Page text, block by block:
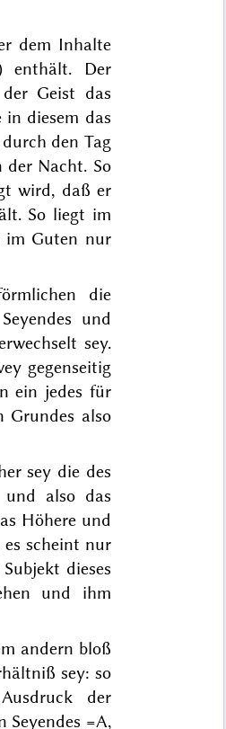
dem Inhalte
enthält. Der
Geist das
diesem das
den Tag
der Nacht. So
wird, daß er
So liegt im
im Guten nur
die
Seyendes und
sey.
gegenseitig
ein jedes für
Grundes also
sey die des
und also das
Höhere und
es scheint nur
dieses
und ihm
andern bloß
sey: so
der
Seyendes =A,